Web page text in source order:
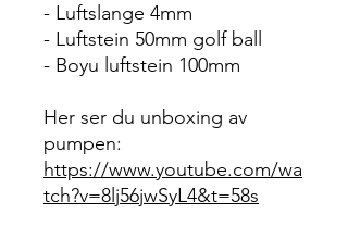
- Luftslange 4mm
- Luftstein 50mm golf ball
- Boyu luftstein 100mm
Her ser du unboxing av
pumpen:
https://www.youtube.com/wa
tch?v=8lj56jwSyL4&t=58s